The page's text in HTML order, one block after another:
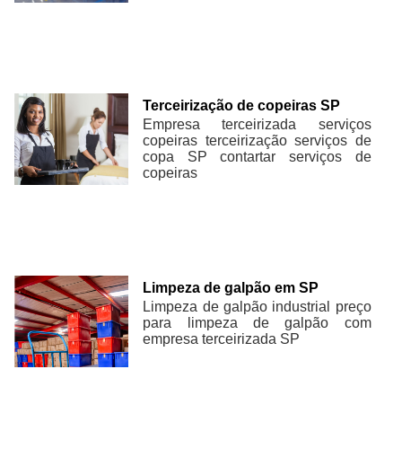
Terceirização de copeiras SP
Empresa terceirizada serviços
copeiras terceirização serviços de
copa SP contartar serviços de
copeiras
Limpeza de galpão em SP
Limpeza de galpão industrial preço
para limpeza de galpão com
empresa terceirizada SP